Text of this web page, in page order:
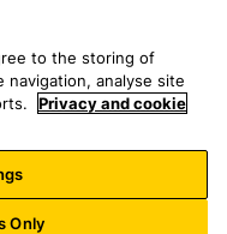
n
u
to the storing of
analyse site
Privacy and cookie
Only